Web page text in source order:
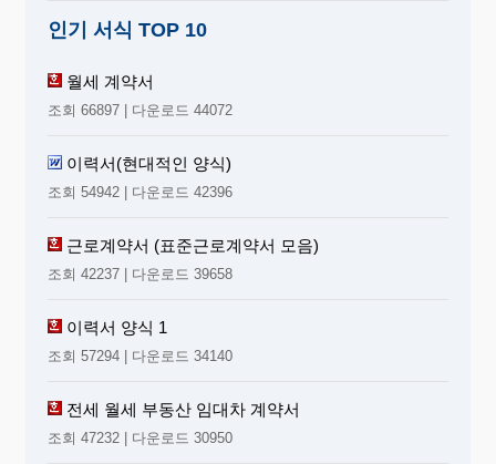
인기 서식 TOP 10
월세 계약서
조회 66897 | 다운로드 44072
이력서(현대적인 양식)
조회 54942 | 다운로드 42396
근로계약서 (표준근로계약서 모음)
조회 42237 | 다운로드 39658
이력서 양식 1
조회 57294 | 다운로드 34140
전세 월세 부동산 임대차 계약서
조회 47232 | 다운로드 30950